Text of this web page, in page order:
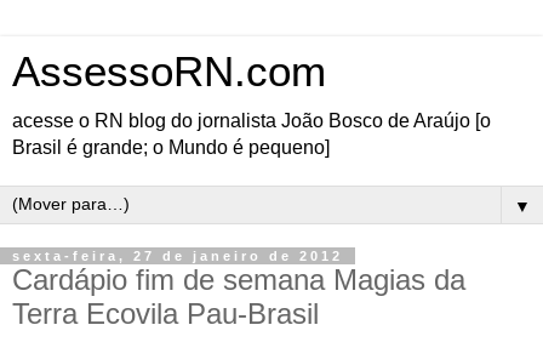
AssessoRN.com
acesse o RN blog do jornalista João Bosco de Araújo [o
Brasil é grande; o Mundo é pequeno]
▼
sexta-feira, 27 de janeiro de 2012
Cardápio fim de semana Magias da
Terra Ecovila Pau-Brasil